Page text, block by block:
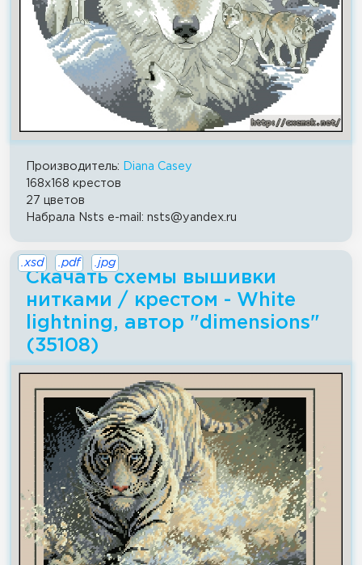
Производитель:
Diana Casey
168x168 крестов
27 цветов
Набрала Nsts e-mail: nsts@yandex.ru
Скачать схемы вышивки
нитками / крестом - White
lightning, автор "dimensions"
(35108)
.xsd .pdf .jpg